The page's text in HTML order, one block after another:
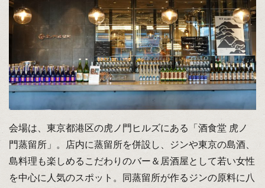
会場は、東京都港区の虎ノ門ヒルズにある「酒食堂 虎ノ
門蒸留所」。店内に蒸留所を併設し、ジンや東京の島酒、
島料理も楽しめるこだわりのバー＆居酒屋として若い女性
を中心に人気のスポット。同蒸留所が作るジンの原料に八